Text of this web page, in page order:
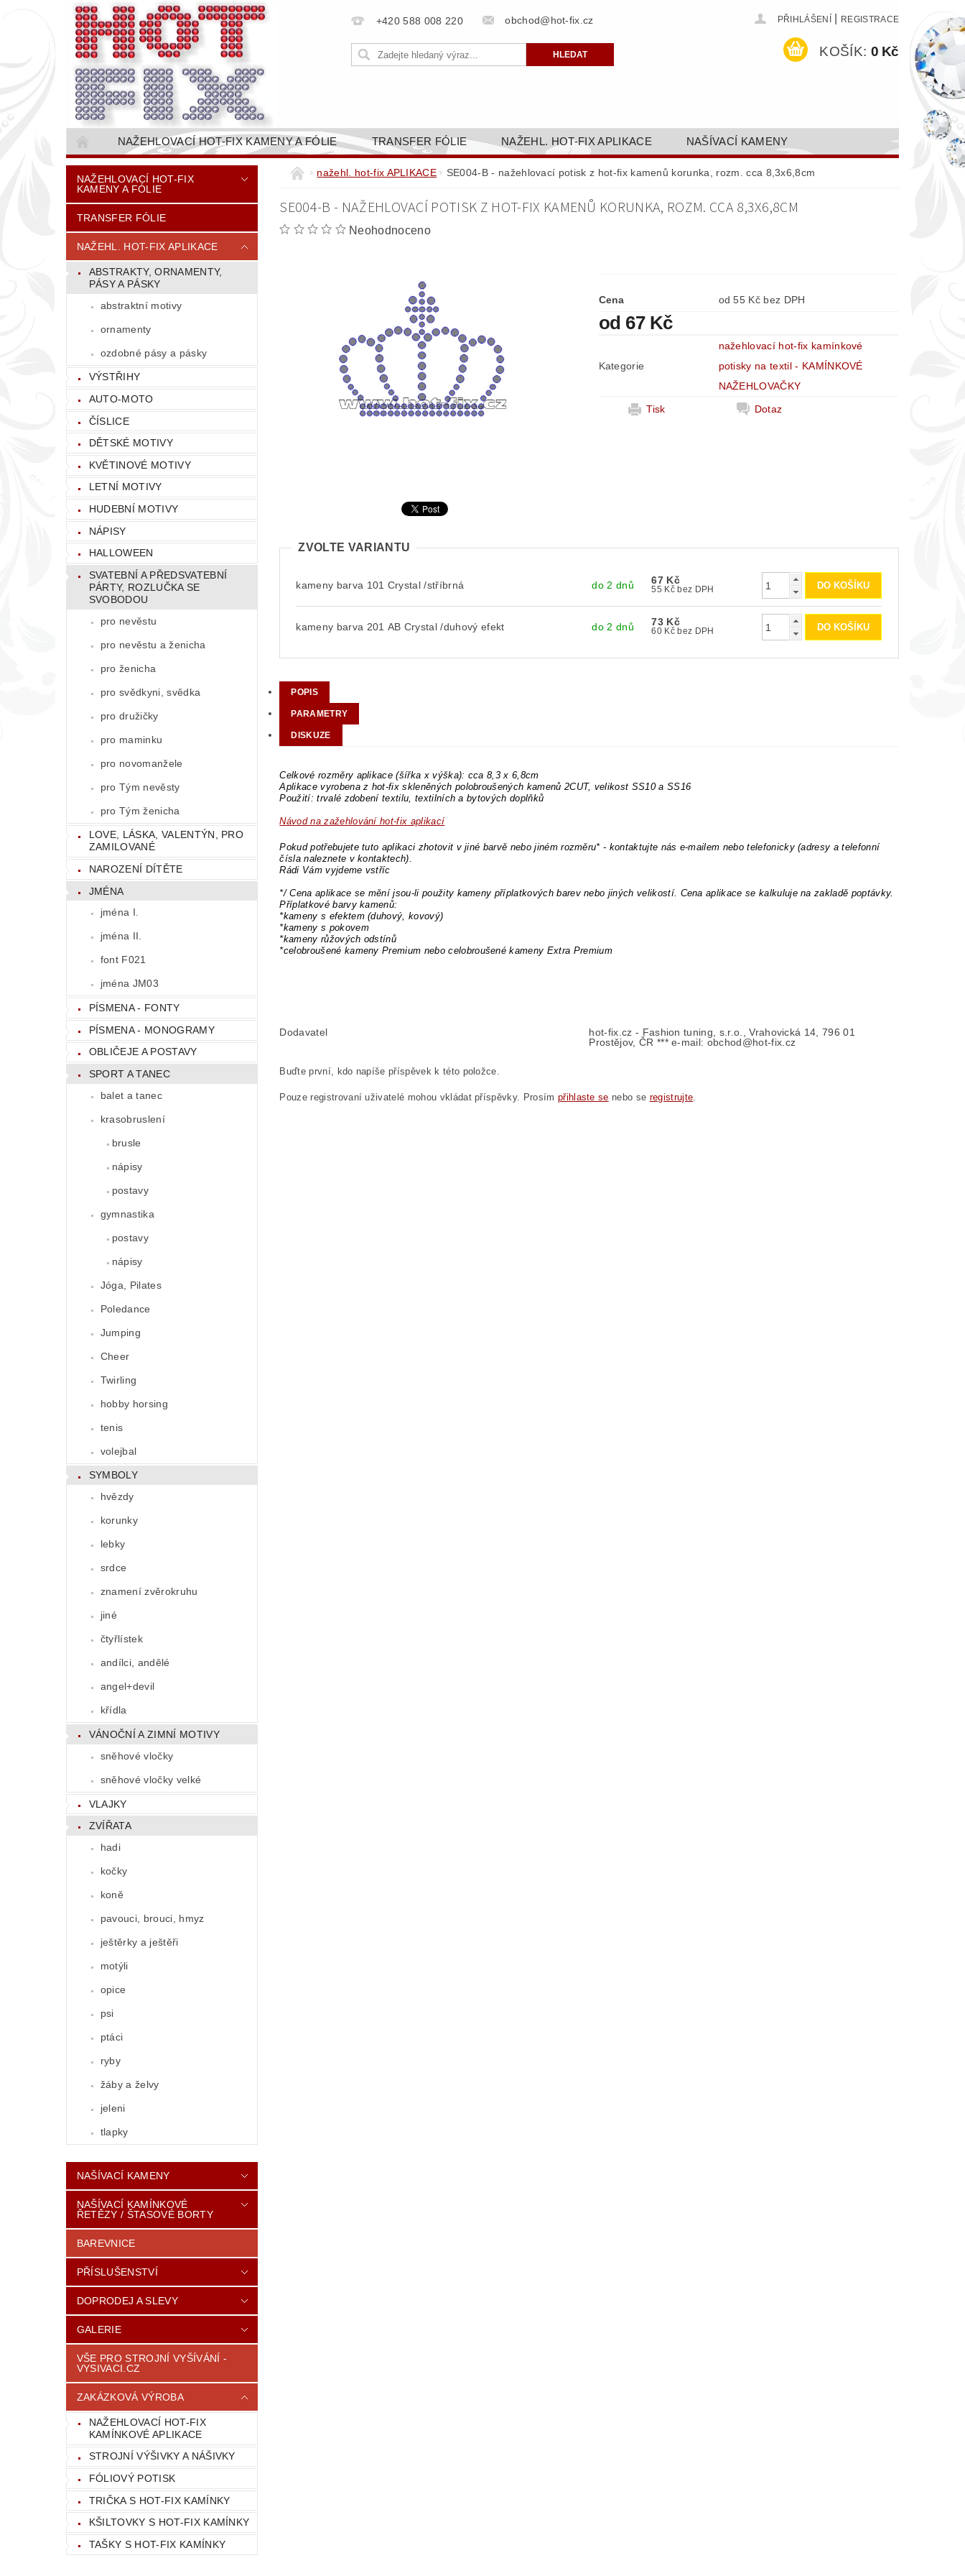
+420 588 008 220 obchod@hot-fix.cz PŘIHLÁŠENÍ REGISTRACE
KOŠÍK: 0 Kč
NAŽEHLOVACÍ HOT-FIX KAMENY A FÓLIE TRANSFER FÓLIE NAŽEHL. HOT-FIX APLIKACE NAŠÍVACÍ KAMENY
NAŠÍVACÍ KAMÍNKOVÉ ŘETĚZY / ŠTASOVÉ BORTY BAREVNICE PŘÍSLUŠENSTVÍ DOPRODEJ A SLEVY GALERIE
VŠE PRO STROJNÍ VYŠÍVÁNÍ - VYSIVACI.CZ
BAREVNICE KAMENŮ
CENÍK DOPRAVY (NÁKLADŮ EXPEDICE) PLATNÝ OD 14. 1.2025
NAŽEHLOVACÍ HOT-FIX
KAMENY A FÓLIE
TRANSFER FÓLIE
NAŽEHL. HOT-FIX APLIKACE
ABSTRAKTY, ORNAMENTY,
PÁSY A PÁSKY
abstraktní motivy
ornamenty
ozdobné pásy a pásky
VÝSTŘIHY
AUTO-MOTO
ČÍSLICE
DĚTSKÉ MOTIVY
KVĚTINOVÉ MOTIVY
LETNÍ MOTIVY
HUDEBNÍ MOTIVY
NÁPISY
HALLOWEEN
SVATEBNÍ A PŘEDSVATEBNÍ
PÁRTY, ROZLUČKA SE
SVOBODOU
pro nevěstu
pro nevěstu a ženicha
pro ženicha
pro svědkyni, svědka
pro družičky
pro maminku
pro novomanžele
pro Tým nevěsty
pro Tým ženicha
LOVE, LÁSKA, VALENTÝN, PRO
ZAMILOVANÉ
NAROZENÍ DÍTĚTE
JMÉNA
jména I.
jména II.
font F021
jména JM03
PÍSMENA - FONTY
PÍSMENA - MONOGRAMY
OBLIČEJE A POSTAVY
SPORT A TANEC
balet a tanec
krasobruslení
brusle
nápisy
postavy
gymnastika
postavy
nápisy
Jóga, Pilates
Poledance
Jumping
Cheer
Twirling
hobby horsing
tenis
volejbal
SYMBOLY
hvězdy
korunky
lebky
srdce
znamení zvěrokruhu
jiné
čtyřlístek
andílci, andělé
angel+devil
křídla
VÁNOČNÍ A ZIMNÍ MOTIVY
sněhové vločky
sněhové vločky velké
VLAJKY
ZVÍŘATA
hadi
kočky
koně
pavouci, brouci, hmyz
ještěrky a ještěři
motýli
opice
psi
ptáci
ryby
žáby a želvy
jeleni
tlapky
NAŠÍVACÍ KAMENY
NAŠÍVACÍ KAMÍNKOVÉ
ŘETĚZY / ŠTASOVÉ BORTY
BAREVNICE
PŘÍSLUŠENSTVÍ
DOPRODEJ A SLEVY
GALERIE
VŠE PRO STROJNÍ VYŠÍVÁNÍ -
VYSIVACI.CZ
ZAKÁZKOVÁ VÝROBA
NAŽEHLOVACÍ HOT-FIX
KAMÍNKOVÉ APLIKACE
STROJNÍ VÝŠIVKY A NÁŠIVKY
FÓLIOVÝ POTISK
TRIČKA S HOT-FIX KAMÍNKY
KŠILTOVKY S HOT-FIX KAMÍNKY
TAŠKY S HOT-FIX KAMÍNKY
nažehl. hot-fix APLIKACE SE004-B - nažehlovací potisk z hot-fix kamenů korunka, rozm. cca 8,3x6,8cm
SE004-B - NAŽEHLOVACÍ POTISK Z HOT-FIX KAMENŮ KORUNKA, ROZM. CCA 8,3X6,8CM
Neohodnoceno
Cena od 55 Kč bez DPH
od 67 Kč
Kategorie
nažehlovací hot-fix kamínkové
potisky na textil - KAMÍNKOVÉ
NAŽEHLOVAČKY
Tisk
Dotaz
ZVOLTE VARIANTU
kameny barva 101 Crystal /stříbrná do 2 dnů 67 Kč
55 Kč bez DPH
kameny barva 201 AB Crystal /duhový efekt do 2 dnů 73 Kč
60 Kč bez DPH
POPIS
PARAMETRY
DISKUZE
Celkové rozměry aplikace (šířka x výška): cca 8,3 x 6,8cm
Aplikace vyrobena z hot-fix skleněných polobroušených kamenů 2CUT, velikost SS10 a SS16
Použití: trvalé zdobení textilu, textilních a bytových doplňků
Návod na zažehlování hot-fix aplikací
Pokud potřebujete tuto aplikaci zhotovit v jiné barvě nebo jiném rozměru* - kontaktujte nás e-mailem nebo telefonicky (adresy a telefonní
čísla naleznete v kontaktech).
Rádi Vám vyjdeme vstříc
*/ Cena aplikace se mění jsou-li použity kameny příplatkových barev nebo jiných velikostí. Cena aplikace se kalkuluje na zakladě poptávky.
Příplatkové barvy kamenů:
*kameny s efektem (duhový, kovový)
*kameny s pokovem
*kameny růžových odstínů
*celobroušené kameny Premium nebo celobroušené kameny Extra Premium
Dodavatel
hot-fix.cz - Fashion tuning, s.r.o., Vrahovická 14, 796 01
Prostějov, ČR *** e-mail: obchod@hot-fix.cz
Buďte první, kdo napíše příspěvek k této položce.
Pouze registrovaní uživatelé mohou vkládat příspěvky. Prosím přihlaste se nebo se registrujte.